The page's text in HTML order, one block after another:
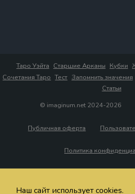
Таро Уэйта Старшие Арканы Кубки
Сочетания Таро Тест Запомнить значения
Статьи
© imaginum.net 2024-2026
Публичная оферта
Политика
Наш сайт использует cookies.